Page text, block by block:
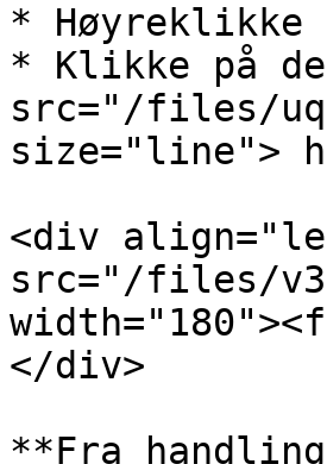
*
* Klikke på
src="/files/
size="line">
<div
src="/files/
</div>
**Fra